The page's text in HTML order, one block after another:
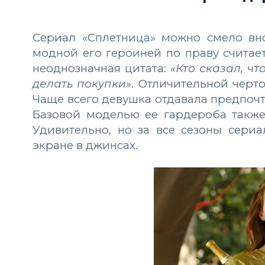
Сериал «Сплетница» можно смело
модной его героиней по праву
неоднозначная цитата: «Кто сказал,
делать покупки». Отличительной
Чаще всего девушка отдавала
Базовой моделью ее гардероба
Удивительно, но за все сезоны
экране в джинсах.